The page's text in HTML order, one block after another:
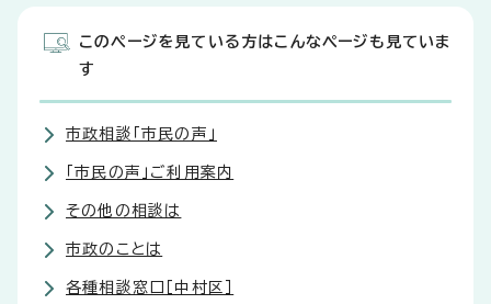
このページを見ている方はこんなページも見ていま
す
市政相談「市民の声」
「市民の声」ご利用案内
その他の相談は
市政のことは
各種相談窓口［中村区］